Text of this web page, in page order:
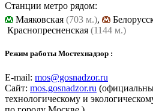
сооружений, полномочия по
которыми переданы органам
безопасности производства,
специальные функции в области
Станции метро рядом:
Маяковская (703 м.),
Краснопресненская (1144 м.)
Режим работы Мостехнадзор :
E-mail: mos@gosnadzor.ru
Сайт: mos.gosnadzor.ru
технологическому и